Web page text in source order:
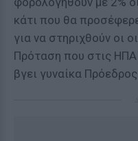
κάτι που θα
για να στηριχθούν οι
Πρόταση που στις ΗΠΑ
βγει γυναίκα